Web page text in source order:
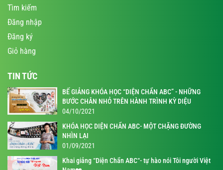
Tìm kiếm
Đăng nhập
Đăng ký
Giỏ hàng
TIN TỨC
BẾ GIẢNG KHÓA HỌC “DIỆN CHẨN ABC” - NHỮNG
BƯỚC CHÂN NHỎ TRÊN HÀNH TRÌNH KỲ DIỆU
04/10/2021
KHÓA HỌC DIỆN CHẨN ABC- MỘT CHẶNG ĐƯỜNG
NHÌN LẠI
01/09/2021
Khai giảng “Diện Chẩn ABC“- tự hào nói Tôi người Việt